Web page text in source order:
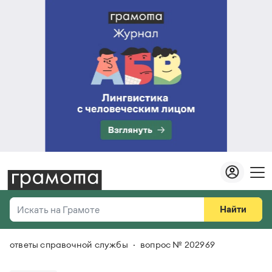
Искать на Грамоте
Справочная служба
Найти
Везде
ответы справочной службы вопрос № 202969